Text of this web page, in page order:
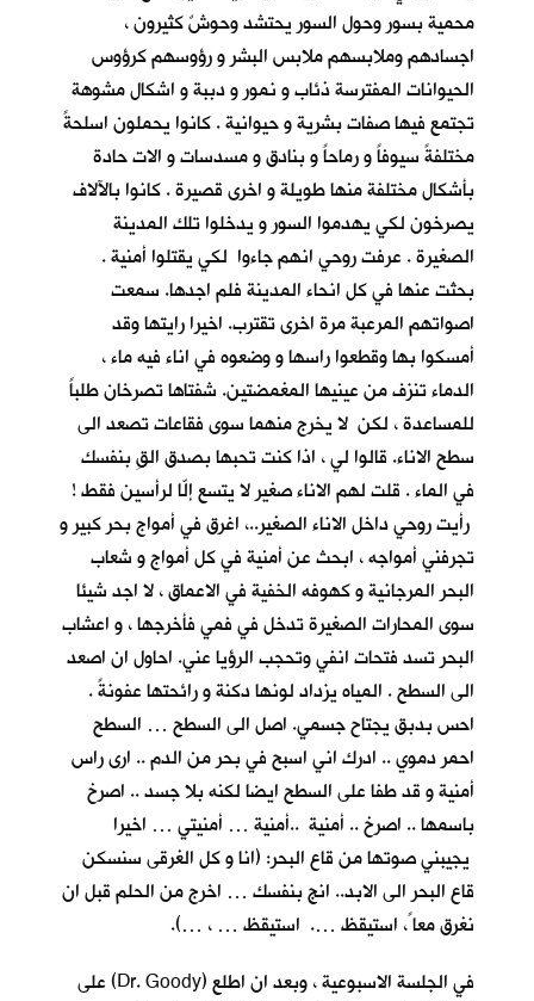
محمية بسور وحول السور يحتشد وحوشٌ كثيرون ،
اجسادهم وملابسهم ملابس البشر و رؤوسهم كرؤوس
الحيوانات المفترسة ذئاب و نمور و دببة و اشكال مشوهة
تجتمع فيها صفات بشرية و حيوانية . كانوا يحملون اسلحةً
مختلفةً سيوفاً و رماحاً و بنادق و مسدسات و الات حادة
بأشكال مختلفة منها طويلة و اخرى قصيرة . كانوا بالآلاف
يصرخون لكي يهدموا السور و يدخلوا تلك المدينة
الصغيرة . عرفت روحي انهم جاءوا لكي يقتلوا أمنية .
بحثت عنها في كل انحاء المدينة فلم اجدها. سمعت
اصواتهم المرعبة مرة اخرى تقترب. اخيرا رايتها وقد
أمسكوا بها وقطعوا راسها و وضعوه في اناء فيه ماء ،
الدماء تنزف من عينيها المغمضتين. شفتاها تصرخان طلباً
للمساعدة ، لكن لا يخرج منهما سوى فقاعات تصعد الى
سطح الاناء. قالوا لي ، اذا كنت تحبها بصدق القِ بنفسك
في الماء . قلت لهم الاناء صغير لا يتسع إلّا لرأسين فقط !
رأيت روحي داخل الاناء الصغير..، اغرق في أمواج بحر كبير و
تجرفني أمواجه ، ابحث عن أمنية في كل أمواج و شعاب
البحر المرجانية و كهوفه الخفية في الاعماق ، لا اجد شيئا
سوى المحارات الصغيرة تدخل في فمي فأخرجها ، و اعشاب
البحر تسد فتحات انفي وتحجب الرؤيا عني. احاول ان اصعد
الى السطح . المياه يزداد لونها دكنة و رائحتها عفونةً .
احس بدبق يجتاح جسمي. اصل الى السطح … السطح
احمر دموي .. ادرك اني اسبح في بحر من الدم .. ارى راس
أمنية و قد طفا على السطح ايضا لكنه بلا جسد .. اصرخ
باسمها .. اصرخ .. أمنية ..أمنية … أمنيتي … اخيرا
يجيبني صوتها من قاع البحر: (انا و كل الغرقى سنسكن
قاع البحر الى الابد.. انج بنفسك … اخرج من الحلم قبل ان
نغرق معا ً، استيقظ …. استيقظ … ، …).
في الجلسة الاسبوعية ، وبعد ان اطلع (Dr. Goody) على